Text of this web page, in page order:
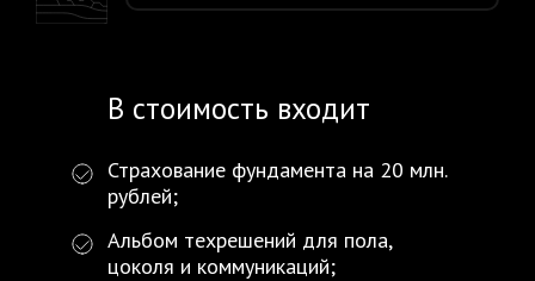
В стоимость входит
Страхование фундамента на 20 млн.
рублей;
Альбом техрешений для пола,
цоколя и коммуникаций;